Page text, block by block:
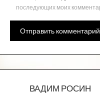
последующих моих
ВАДИМ РОСИН